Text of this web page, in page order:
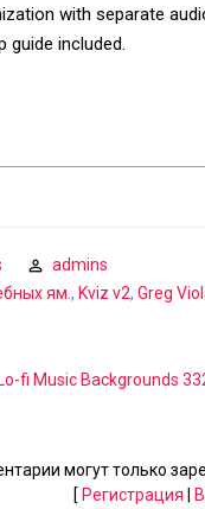
with separate
guide included.
admins
ям. , Kviz v2, Greg
fi Music Backgrounds
могут только
[ Регистрация